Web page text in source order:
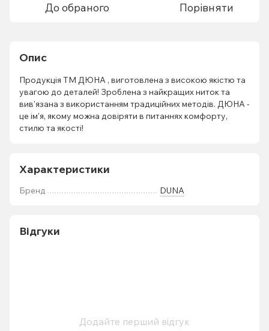
До обраного Порівняти
Опис
Продукція ТМ ДЮНА , виготовлена з високою якістю та
увагою до деталей! Зроблена з найкращих ниток та
вив'язана з використанням традиційних методів. ДЮНА -
це ім'я, якому можна довіряти в питаннях комфорту,
стилю та якості!
Характеристики
Бренд DUNA
Відгуки
Додайте перший відгук